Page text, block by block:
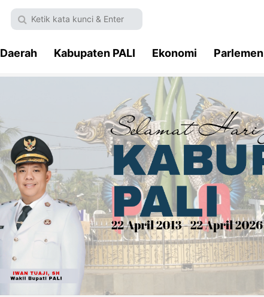
Daerah Kabupaten PALI Ekonomi Parlemen